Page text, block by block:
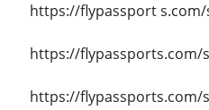
https://flypassport
https://flypassports.com/
https://flypassports.com/